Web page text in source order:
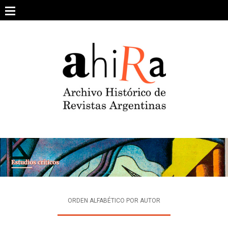
content
ARCHIVO DE REVISTAS
ESTUDIOS CRÍTICOS
INTEGRANTES
ORDEN ALFABÉTICO POR AUTOR